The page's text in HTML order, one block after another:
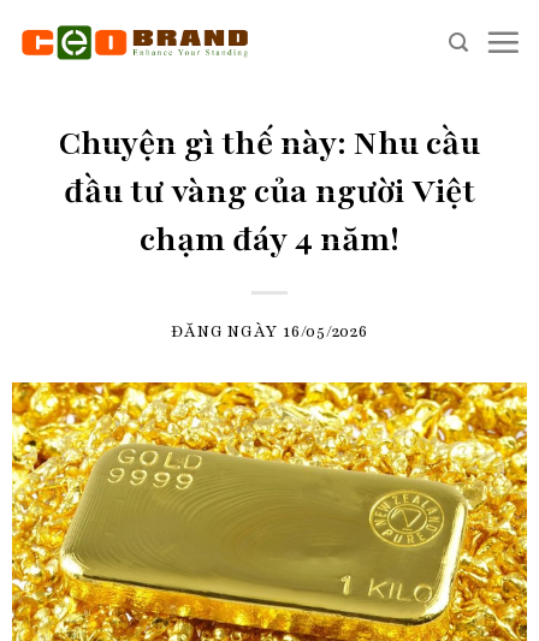
Chuyện gì thế này: Nhu cầu
đầu tư vàng của người Việt
chạm đáy 4 năm!
ĐĂNG NGÀY 16/05/2026